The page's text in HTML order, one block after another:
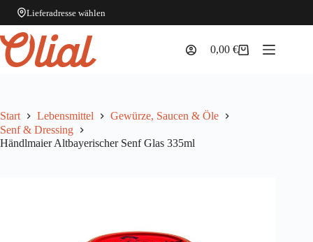
Lieferadresse wählen
Zum
Inhalt
springen
Warenkorb
0,00€
Start Lebensmittel
Gewürze, Saucen & Öle
Senf & Dressing
Händlmaier Altbayerischer Senf Glas 335ml